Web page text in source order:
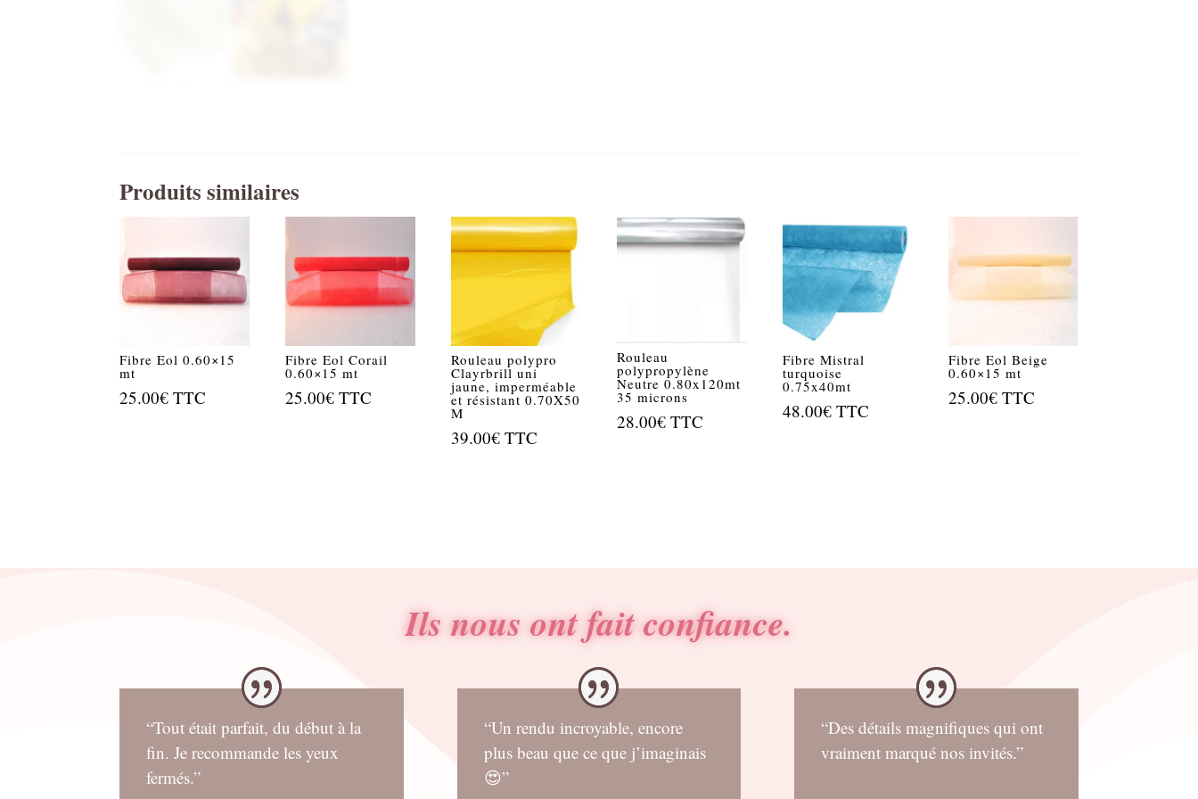
Produits similaires
Fibre Eol 0.60×15
mt
25.00€ TTC
Fibre Eol Corail
0.60×15 mt
25.00€ TTC
Rouleau polypro
Clayrbrill uni
jaune, imperméable
et résistant 0.70X50
M
39.00€ TTC
Rouleau
polypropylène
Neutre 0.80x120mt
35 microns
28.00€ TTC
Fibre Mistral
turquoise
0.75x40mt
48.00€ TTC
Fibre Eol Beige
0.60×15 mt
25.00€ TTC
Ils nous ont fait confiance.
“Tout était parfait, du début à la
fin. Je recommande les yeux
fermés.”
“Un rendu incroyable, encore
plus beau que ce que j’imaginais
😍”
“Des détails magnifiques qui ont
vraiment marqué nos invités.”